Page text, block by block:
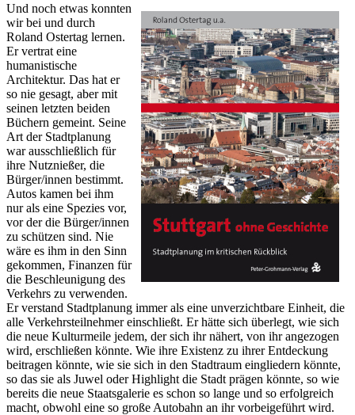
Und noch etwas konnten
wir bei und durch
Roland Ostertag lernen.
Er vertrat eine
humanistische
Architektur. Das hat er
so nie gesagt, aber mit
seinen letzten beiden
Büchern gemeint. Seine
Art der Stadtplanung
war ausschließlich für
ihre Nutznießer, die
Bürger/innen bestimmt.
Autos kamen bei ihm
nur als eine Spezies vor,
vor der die Bürger/innen
zu schützen sind. Nie
wäre es ihm in den Sinn
gekommen, Finanzen für
die Beschleunigung des
Verkehrs zu verwenden.
Er verstand Stadtplanung immer als eine unverzichtbare Einheit, die
alle Verkehrsteilnehmer einschließt. Er hätte sich überlegt, wie sich
die neue Kulturmeile jedem, der sich ihr nähert, von ihr angezogen
wird, erschließen könnte. Wie ihre Existenz zu ihrer Entdeckung
beitragen könnte, wie sie sich in den Stadtraum eingliedern könnte,
so das sie als Juwel oder Highlight die Stadt prägen könnte, so wie
bereits die neue Staatsgalerie es schon so lange und so erfolgreich
macht, obwohl eine so große Autobahn an ihr vorbeigeführt wird.